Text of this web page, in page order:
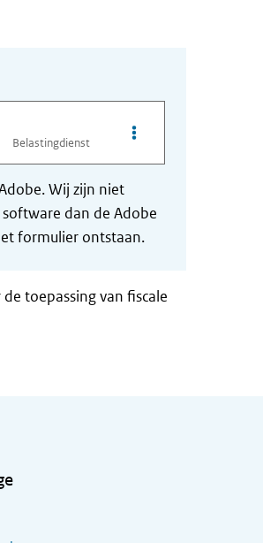
Belastingdienst
Opties van bestand
Wij zijn niet
dan de Adobe
formulier ontstaan.
toepassing van fiscale